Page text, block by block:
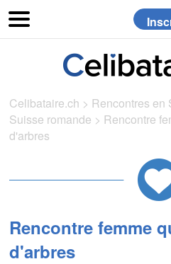
Celibataire.ch > Rencontres en
Suisse romande > Rencontre
d'arbres
Rencontre femme
d'arbres